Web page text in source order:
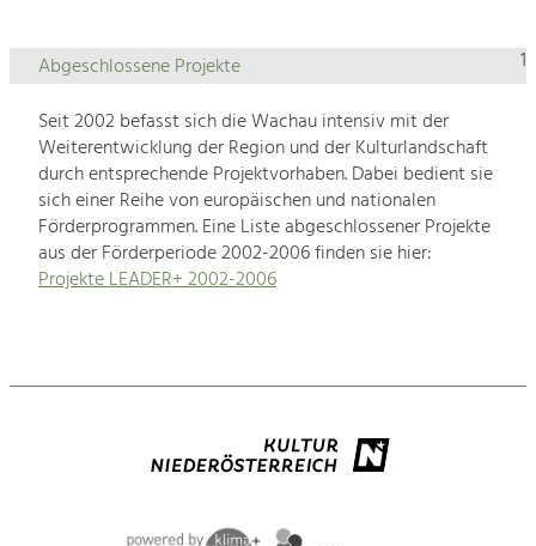
1
Abgeschlossene Projekte
Seit 2002 befasst sich die Wachau intensiv mit der
Weiterentwicklung der Region und der Kulturlandschaft
durch entsprechende Projektvorhaben. Dabei bedient sie
sich einer Reihe von europäischen und nationalen
Förderprogrammen. Eine Liste abgeschlossener Projekte
aus der Förderperiode 2002-2006 finden sie hier:
Projekte LEADER+ 2002-2006